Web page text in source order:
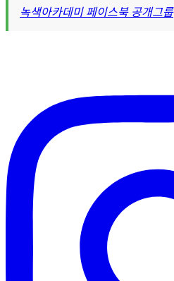
녹색아카데미 페이스북 공개그룹